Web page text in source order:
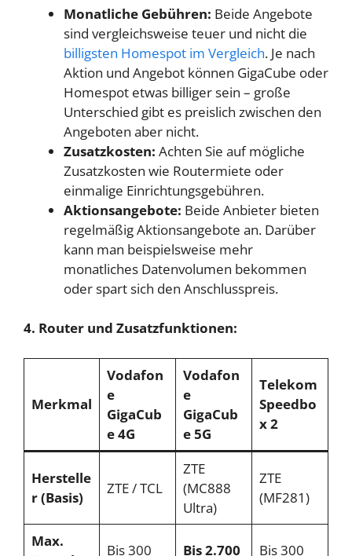
Monatliche Gebühren: Beide Angebote
sind vergleichsweise teuer und nicht die
billigsten Homespot im Vergleich. Je nach
Aktion und Angebot können GigaCube oder
Homespot etwas billiger sein – große
Unterschied gibt es preislich zwischen den
Angeboten aber nicht.
Zusatzkosten: Achten Sie auf mögliche
Zusatzkosten wie Routermiete oder
einmalige Einrichtungsgebühren.
Aktionsangebote: Beide Anbieter bieten
regelmäßig Aktionsangebote an. Darüber
kann man beispielsweise mehr
monatliches Datenvolumen bekommen
oder spart sich den Anschlusspreis.
4. Router und Zusatzfunktionen:
Merkmal
Vodafon
e
GigaCub
e 4G
Vodafon
e
GigaCub
e 5G
Telekom
Speedbo
x 2
Herstelle
r (Basis)
ZTE / TCL
ZTE
(MC888
Ultra)
ZTE
(MF281)
Max.
Bis 300
Bis 2.700
Bis 300